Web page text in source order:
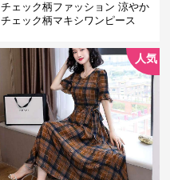
チェック柄ファッション 涼やか
チェック柄マキシワンピース
人気